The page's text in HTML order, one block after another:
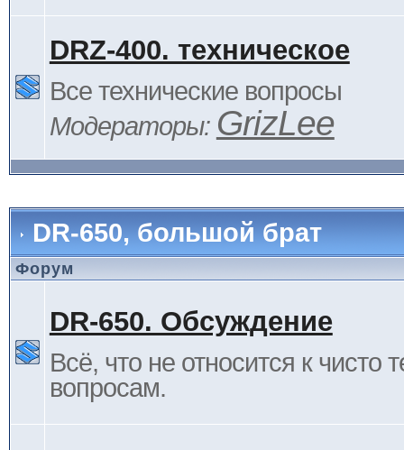
DRZ-400. техническое
Все технические вопросы
Модераторы: GrizLee
DR-650, большой брат
Форум
DR-650. Обсуждение
Всё, что не относится к чисто
вопросам.